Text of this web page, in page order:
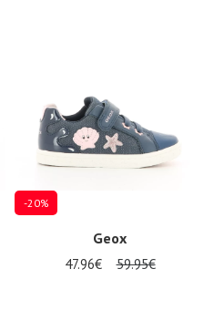
-20%
Geox
47.96€ 59.95€